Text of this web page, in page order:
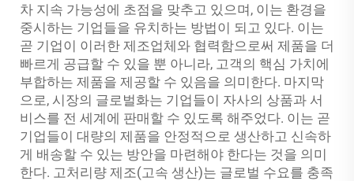
차 지속 가능성에 초점을 맞추고 있으며, 이는 환경을
중시하는 기업들을 유치하는 방법이 되고 있다. 이는
곧 기업이 이러한 제조업체와 협력함으로써 제품을 더
빠르게 공급할 수 있을 뿐 아니라, 고객의 핵심 가치에
부합하는 제품을 제공할 수 있음을 의미한다. 마지막
으로, 시장의 글로벌화는 기업들이 자사의 상품과 서
비스를 전 세계에 판매할 수 있도록 해주었다. 이는 곧
기업들이 대량의 제품을 안정적으로 생산하고 신속하
게 배송할 수 있는 방안을 마련해야 한다는 것을 의미
한다. 고처리량 제조(고속 생산)는 글로벌 수요를 충족